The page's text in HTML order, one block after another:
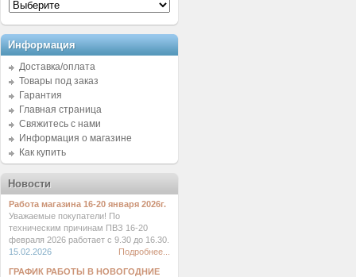
Информация
Доставка/оплата
Товары под заказ
Гарантия
Главная страница
Свяжитесь с нами
Информация о магазине
Как купить
Новости
Работа магазина 16-20 января 2026г.
Уважаемые покупатели! По
техническим причинам ПВЗ 16-20
февраля 2026 работает с 9.30 до 16.30.
15.02.2026
Подробнее...
ГРАФИК РАБОТЫ В НОВОГОДНИЕ